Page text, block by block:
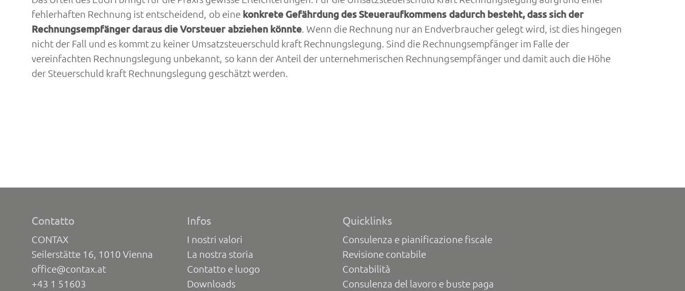
fehlerhaften Rechnung ist entscheidend, ob eine konkrete Gefährdung des Steueraufkommens dadurch besteht, dass sich der
Rechnungsempfänger daraus die Vorsteuer abziehen könnte. Wenn die Rechnung nur an Endverbraucher gelegt wird, ist dies hingegen
nicht der Fall und es kommt zu keiner Umsatzsteuerschuld kraft Rechnungslegung. Sind die Rechnungsempfänger im Falle der
vereinfachten Rechnungslegung unbekannt, so kann der Anteil der unternehmerischen Rechnungsempfänger und damit auch die Höhe
der Steuerschuld kraft Rechnungslegung geschätzt werden.
Contatto
CONTAX
Seilerstätte 16, 1010 Vienna
office@contax.at
+43 1 51603
Infos
I nostri valori
La nostra storia
Contatto e luogo
Downloads
Quicklinks
Consulenza e pianificazione fiscale
Revisione contabile
Contabilità
Consulenza del lavoro e buste paga